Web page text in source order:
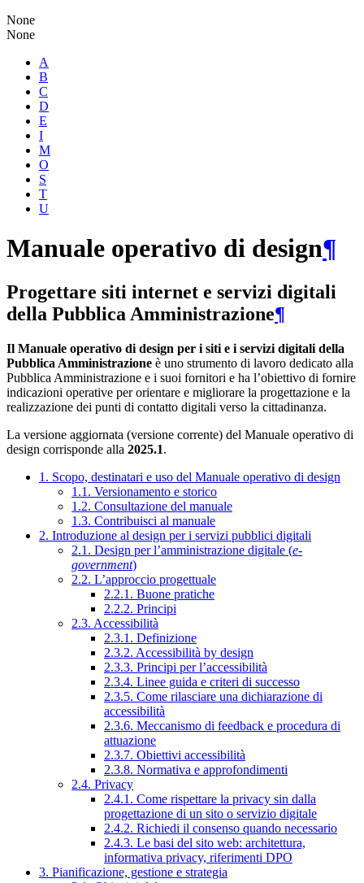
None
None
A
B
C
D
E
I
M
O
S
T
U
Manuale operativo di design¶
Progettare siti internet e servizi digitali
della Pubblica Amministrazione¶
Il Manuale operativo di design per i siti e i servizi digitali della
Pubblica Amministrazione è uno strumento di lavoro dedicato alla
Pubblica Amministrazione e i suoi fornitori e ha l’obiettivo di fornire
indicazioni operative per orientare e migliorare la progettazione e la
realizzazione dei punti di contatto digitali verso la cittadinanza.
La versione aggiornata (versione corrente) del Manuale operativo di
design corrisponde alla 2025.1.
1. Scopo, destinatari e uso del Manuale operativo di design
1.1. Versionamento e storico
1.2. Consultazione del manuale
1.3. Contribuisci al manuale
2. Introduzione al design per i servizi pubblici digitali
2.1. Design per l’amministrazione digitale (e-
government)
2.2. L’approccio progettuale
2.2.1. Buone pratiche
2.2.2. Principi
2.3. Accessibilità
2.3.1. Definizione
2.3.2. Accessibilità by design
2.3.3. Principi per l’accessibilità
2.3.4. Linee guida e criteri di successo
2.3.5. Come rilasciare una dichiarazione di
accessibilità
2.3.6. Meccanismo di feedback e procedura di
attuazione
2.3.7. Obiettivi accessibilità
2.3.8. Normativa e approfondimenti
2.4. Privacy
2.4.1. Come rispettare la privacy sin dalla
progettazione di un sito o servizio digitale
2.4.2. Richiedi il consenso quando necessario
2.4.3. Le basi del sito web: architettura,
informativa privacy, riferimenti DPO
3. Pianificazione, gestione e strategia